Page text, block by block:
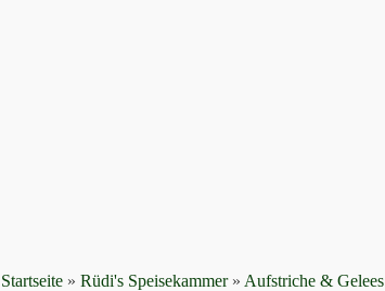
Startseite » Rüdi's Speisekammer» Aufstriche & Gelees